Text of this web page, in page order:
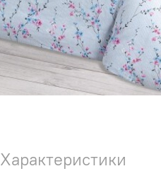
Характеристики